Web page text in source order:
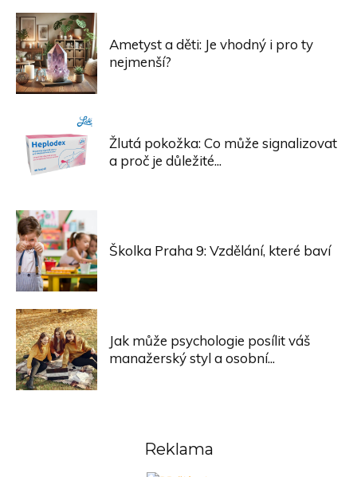
Ametyst a děti: Je vhodný i pro ty
nejmenší?
Žlutá pokožka: Co může signalizovat
a proč je důležité...
Školka Praha 9: Vzdělání, které baví
Jak může psychologie posílit váš
manažerský styl a osobní...
Reklama